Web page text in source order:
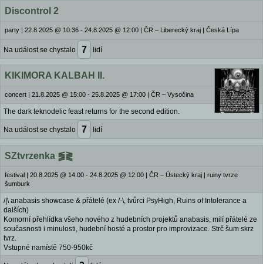
Discontrol 2
party | 22.8.2025 @ 10:36 - 24.8.2025 @ 12:00 | ČR – Liberecký kraj | Česká Lípa
Na událost se chystalo 7 lidí
KIKIMORA KALBAH II.
concert | 21.8.2025 @ 15:00 - 25.8.2025 @ 17:00 | ČR – Vysočina
The dark teknodelic feast returns for the second edition.
Na událost se chystalo 7 lidí
SZtvrzenka ⪓⪔
festival | 20.8.2025 @ 14:00 - 24.8.2025 @ 12:00 | ČR – Ústecký kraj | ruiny tvrze
šumburk
/|\ anabasis showcase & přátelé (ex /-\, tvůrci PsyHigh, Ruins of Intolerance a
dalších)
Komorní přehlídka všeho nového z hudebních projektů anabasis, milí přátelé ze
současnosti i minulosti, hudební hosté a prostor pro improvizace. Strč šum skrz
tvrz.
Vstupné namístě 750-950kč